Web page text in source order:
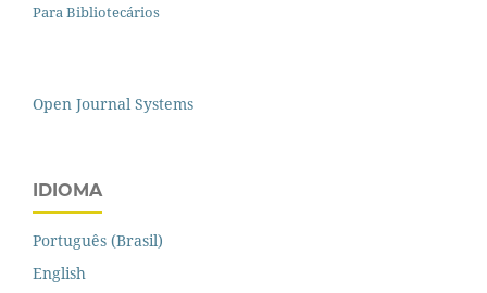
Para Bibliotecários
Open Journal Systems
IDIOMA
Português (Brasil)
English